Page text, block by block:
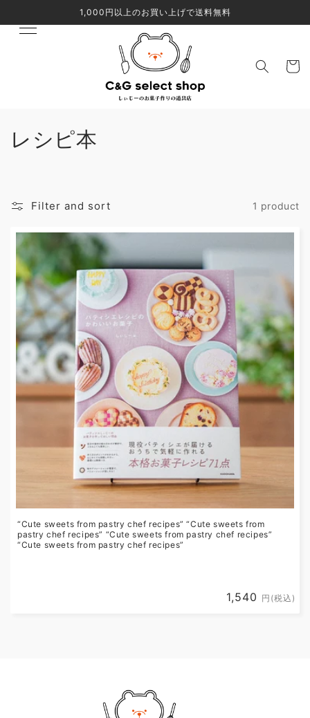
1,000円以上のお買い上げで送料無料
Cart
C
e
c
t
o
n
レシピ本
Filter and sort 1 product
“Cute sweets from pastry chef recipes” “Cute sweets from
pastry chef recipes” “Cute sweets from pastry chef recipes”
“Cute sweets from pastry chef recipes”
Regular
1,540 円(税込)